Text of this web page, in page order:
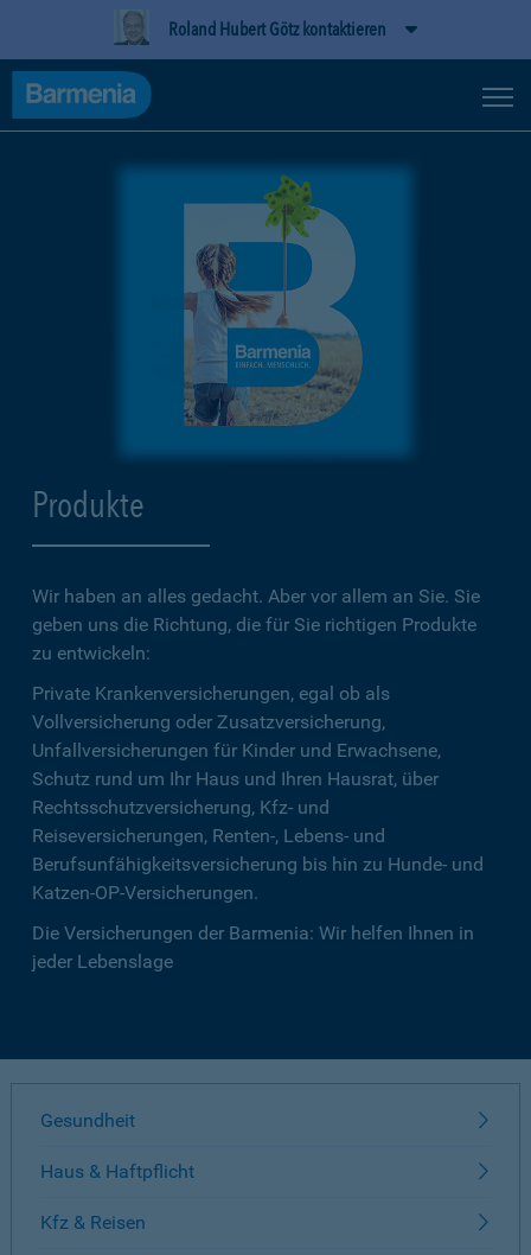
Roland Hubert Götz kontaktieren
Produkte
Wir haben an alles gedacht. Aber vor allem an Sie. Sie
geben uns die Richtung, die für Sie richtigen Produkte
zu entwickeln:
Private Krankenversicherungen, egal ob als
Vollversicherung oder Zusatzversicherung,
Unfallversicherungen für Kinder und Erwachsene,
Schutz rund um Ihr Haus und Ihren Hausrat, über
Rechtsschutzversicherung, Kfz- und
Reiseversicherungen, Renten-, Lebens- und
Berufsunfähigkeitsversicherung bis hin zu Hunde- und
Katzen-OP-Versicherungen.
Die Versicherungen der Barmenia: Wir helfen Ihnen in
jeder Lebenslage
Gesundheit
Haus & Haftpflicht
Kfz & Reisen